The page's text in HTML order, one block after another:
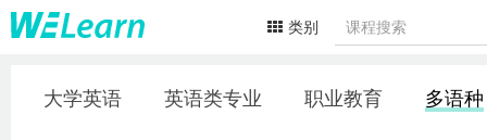
类别
大学英语 英语类专业 职业教育 多语种